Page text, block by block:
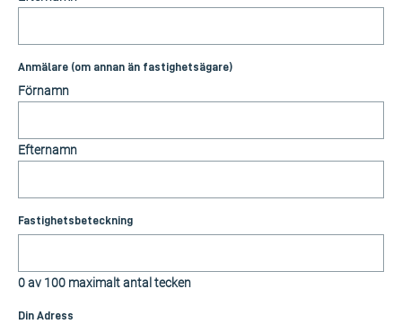
Anmälare (om annan än fastighetsägare)
Förnamn
Efternamn
Fastighetsbeteckning
0 av 100 maximalt antal tecken
Din Adress